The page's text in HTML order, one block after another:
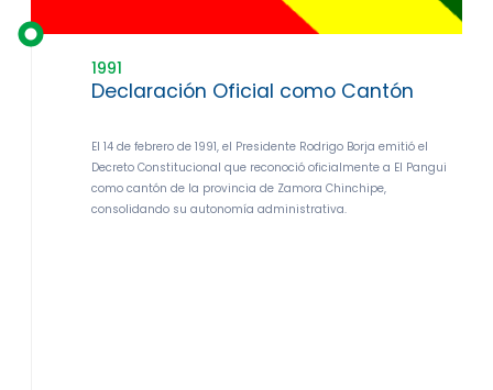
1991
Declaración Oficial como Cantón
El 14 de febrero de 1991, el Presidente Rodrigo Borja emitió el
Decreto Constitucional que reconoció oficialmente a El Pangui
como cantón de la provincia de Zamora Chinchipe,
consolidando su autonomía administrativa.